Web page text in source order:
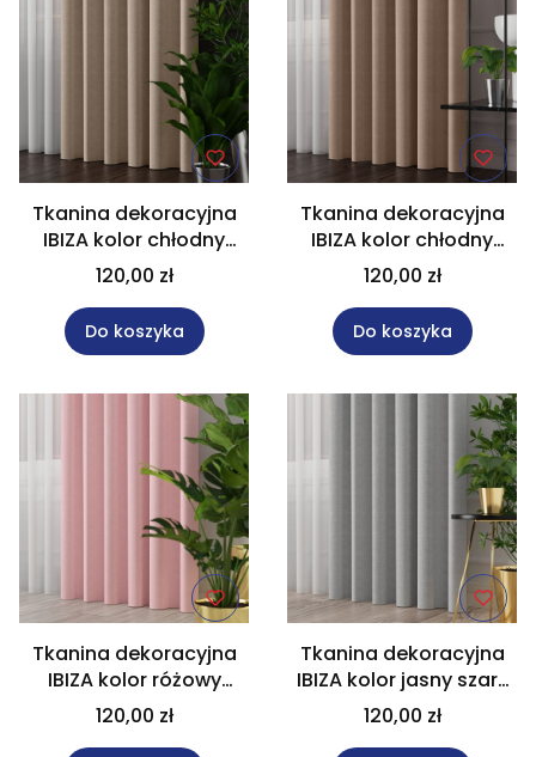
Tkanina dekoracyjna
IBIZA kolor chłodny
beżowy wysokość 300
cm 027823
120,00 zł
Do koszyka
Tkanina dekoracyjna
IBIZA kolor chłodny
ciemny beżowy
wysokość 300 cm
027823
120,00 zł
Do koszyka
Tkanina dekoracyjna
IBIZA kolor różowy
wysokość 300 cm
027823
120,00 zł
Tkanina dekoracyjna
IBIZA kolor jasny szary
wysokość 300 cm
027823
120,00 zł